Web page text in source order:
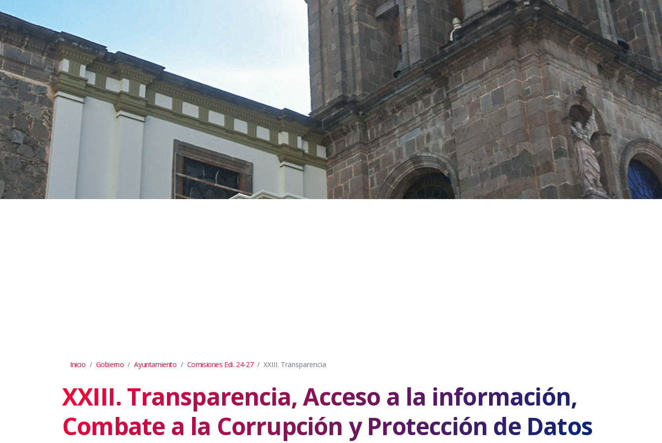
Inicio Gobierno Ayuntamiento Comisiones Edi. 24-27 XXIII. Transparencia
XXIII. Transparencia, Acceso a la información,
Combate a la Corrupción y Protección de Datos